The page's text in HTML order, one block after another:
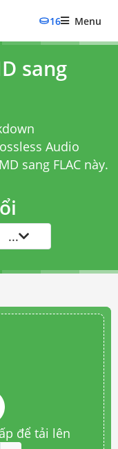
16 Menu
sang
Audio
sang FLACnày.
...
để tải lên